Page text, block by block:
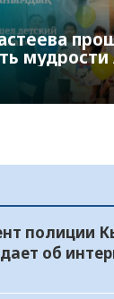
мудрости
полиции
об